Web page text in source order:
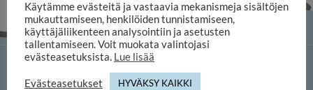
iloosi online shop
Käytämme evästeitä ja vastaavia mekanismeja sisältöjen
mukauttamiseen, henkilöiden tunnistamiseen,
käyttäjäliikenteen analysointiin ja asetusten
tallentamiseen. Voit muokata valintojasi
evästeasetuksista. Lue lisää
Evästeasetukset HYVÄKSY KAIKKI